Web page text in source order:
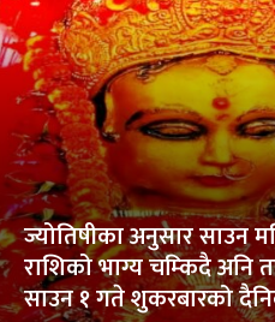
ज्योतिषीका अनुसार साउन
राशिको भाग्य चम्किदै अनि
साउन १ गते शुकरबारको